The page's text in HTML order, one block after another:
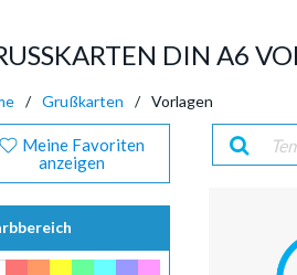
DIN A6
Grußkarten Vorlagen
Meine Favoriten
anzeigen